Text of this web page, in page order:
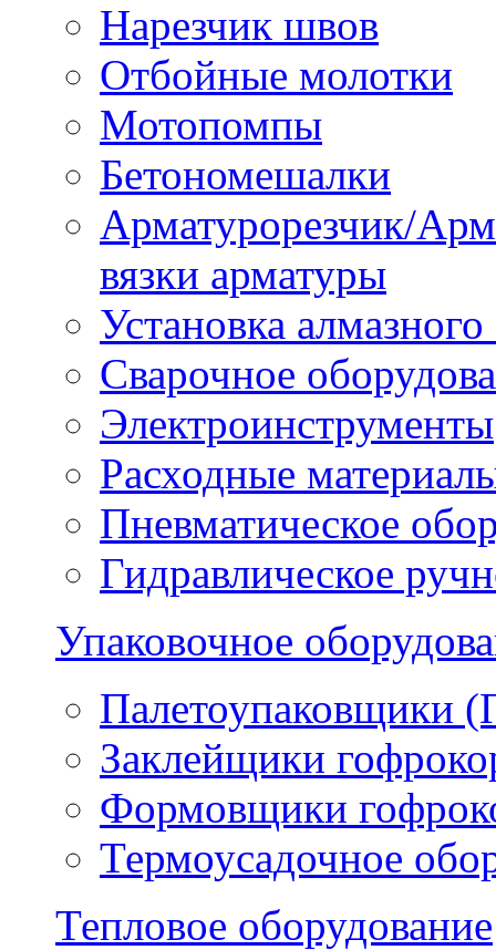
Нарезчик швов
Отбойные молотки
Мотопомпы
Бетономешалки
Арматурорезчик/
вязки арматуры
Установка
Сварочное
Электроинструменты
Расходные
Пневматическое
Гидравлическое
Упаковочное
Палетоупаковщики
Заклейщики
Формовщики
Термоусадочное
Тепловое оборудование